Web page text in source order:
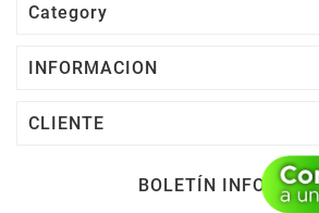
Category
INFORMACION
CLIENTE
BOLETÍN